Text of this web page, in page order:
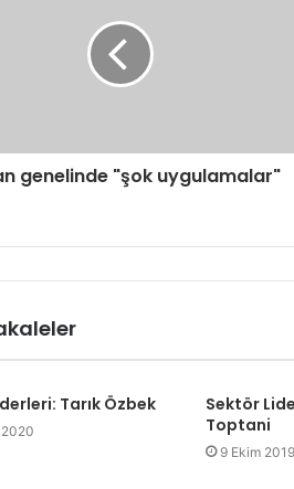
genelinde "şok uygulamalar"
Tarık Özbek
Sektör
Toptani
9 Ekim 2019